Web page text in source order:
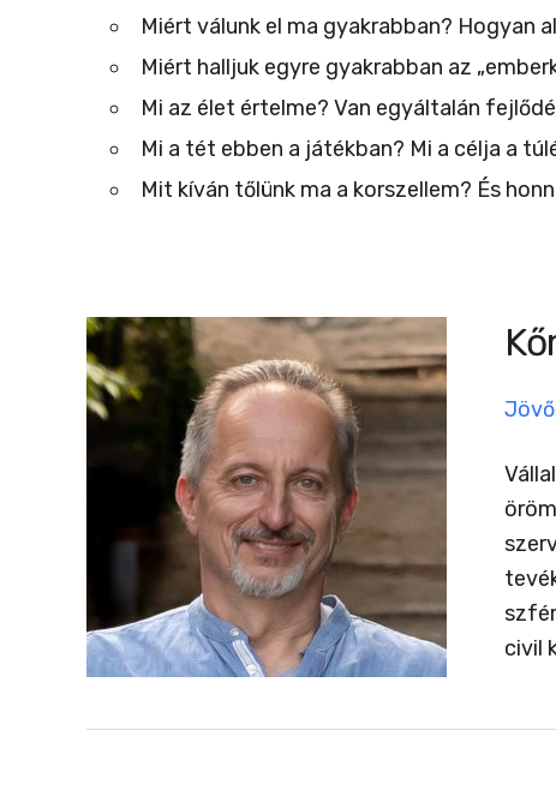
Miért válunk el ma gyakrabban? Hogyan
Miért halljuk egyre gyakrabban az
Mi az élet értelme? Van egyáltalán
Mi a tét ebben a játékban? Mi a célja a
Mit kíván tőlünk ma a korszellem? És
civil